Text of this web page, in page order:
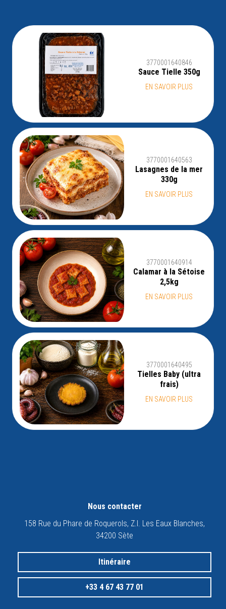
3770001640846
Sauce Tielle 350g
EN SAVOIR PLUS
3770001640563
Lasagnes de la mer
330g
EN SAVOIR PLUS
3770001640914
Calamar à la Sétoise
2,5kg
EN SAVOIR PLUS
3770001640495
Tielles Baby (ultra
frais)
EN SAVOIR PLUS
Nous contacter
158 Rue du Phare de Roquerols, Z.I. Les Eaux Blanches,
34200 Sète
Itinéraire
+33 4 67 43 77 01